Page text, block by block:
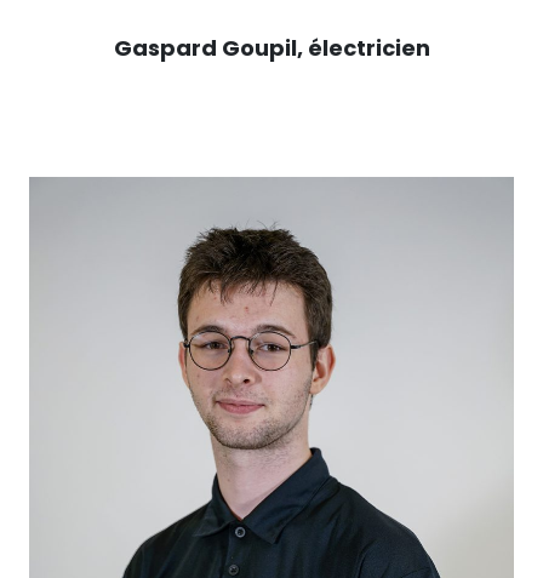
Gaspard Goupil, électricien